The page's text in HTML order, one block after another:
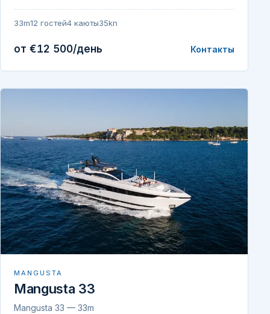
33m12 гостей4 каюты35kn
от €12 500/день Контакты
MANGUSTA
Mangusta 33
Mangusta 33 — 33m